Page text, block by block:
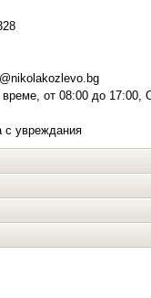
време, от 08:00 до 17:00,
с увреждания